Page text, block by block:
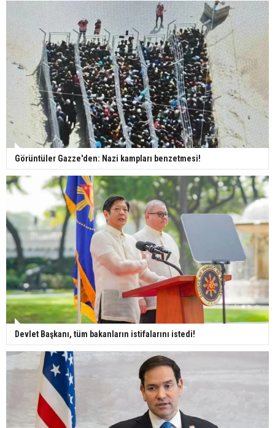
Görüntüler Gazze'den: Nazi kampları benzetmesi!
Devlet Başkanı, tüm bakanların istifalarını istedi!